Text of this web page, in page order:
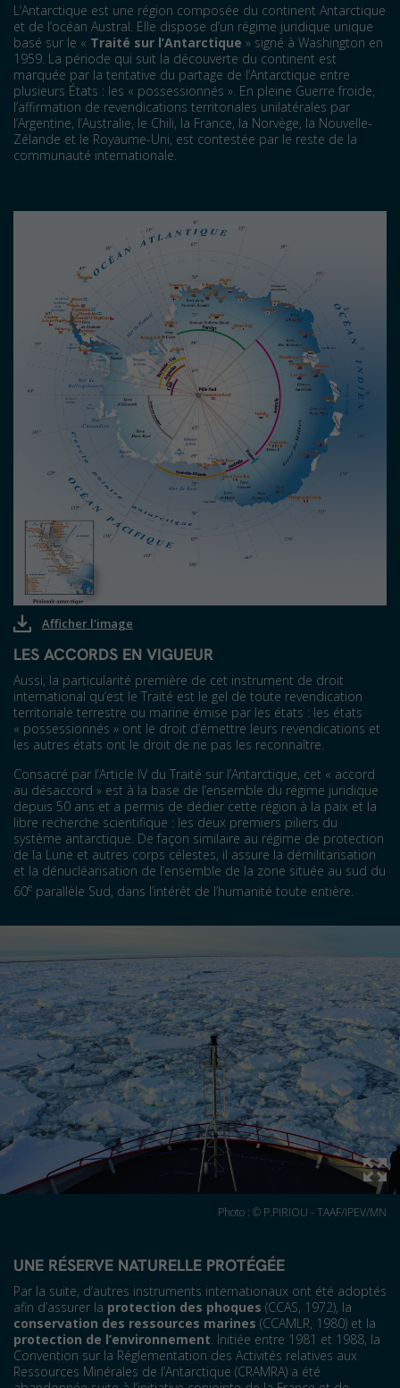
Afficher l'image
L’Antarctique est une région composée du continent Antarctique
et de l’océan Austral. Elle dispose d’un régime juridique unique
basé sur le « Traité sur l’Antarctique » signé à Washington en
1959. La période qui suit la découverte du continent est
marquée par la tentative du partage de l’Antarctique entre
plusieurs États : les « possessionnés ». En pleine Guerre froide,
l’affirmation de revendications territoriales unilatérales par
l’Argentine, l’Australie, le Chili, la France, la Norvège, la Nouvelle-
Zélande et le Royaume-Uni, est contestée par le reste de la
communauté internationale.
LES ACCORDS EN VIGUEUR
Aussi, la particularité première de cet instrument de droit
international qu’est le Traité est le gel de toute revendication
territoriale terrestre ou marine émise par les états : les états
« possessionnés » ont le droit d’émettre leurs revendications et
les autres états ont le droit de ne pas les reconnaître.
Consacré par l’Article IV du Traité sur l’Antarctique, cet « accord
au désaccord » est à la base de l’ensemble du régime juridique
depuis 50 ans et a permis de dédier cette région à la paix et la
libre recherche scientifique : les deux premiers piliers du
système antarctique. De façon similaire au régime de protection
de la Lune et autres corps célestes, il assure la démilitarisation
et la dénucléarisation de l’ensemble de la zone située au sud du
60e parallèle Sud, dans l’intérêt de l’humanité toute entière.
Photo : © P.PIRIOU - TAAF/IPEV/MN
UNE RÉSERVE NATURELLE PROTÉGÉE
Par la suite, d’autres instruments internationaux ont été adoptés
afin d’assurer la protection des phoques (CCAS, 1972), la
conservation des ressources marines (CCAMLR, 1980) et la
protection de l’environnement. Initiée entre 1981 et 1988, la
Convention sur la Réglementation des Activités relatives aux
Ressources Minérales de l’Antarctique (CRAMRA) a été